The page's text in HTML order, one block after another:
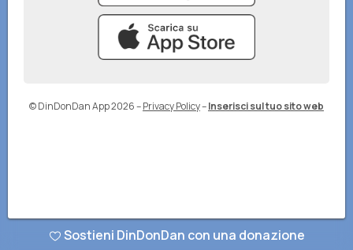
© DinDonDan App 2026–Privacy Policy–Inserisci sul tuo sito web
Sostieni DinDonDan con una donazione